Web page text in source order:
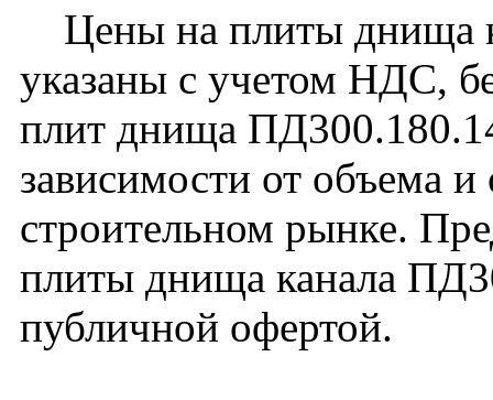
Цены на плиты днища
указаны с учетом НДС,
плит днища
зависимости от объема
строительном рынке.
плиты днища канала
публичной офертой.